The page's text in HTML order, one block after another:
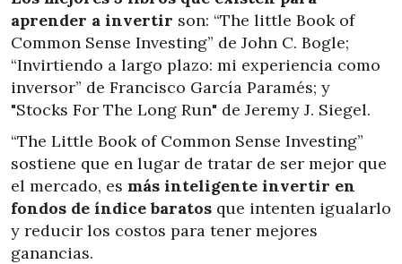
aprender a invertir son: “The little Book of
Common Sense Investing” de John C. Bogle;
“Invirtiendo a largo plazo: mi experiencia como
inversor” de Francisco García Paramés; y
"Stocks For The Long Run" de Jeremy J. Siegel.
“The Little Book of Common Sense Investing”
sostiene que en lugar de tratar de ser mejor que
el mercado, es más inteligente invertir en
fondos de índice baratos que intenten igualarlo
y reducir los costos para tener mejores
ganancias.